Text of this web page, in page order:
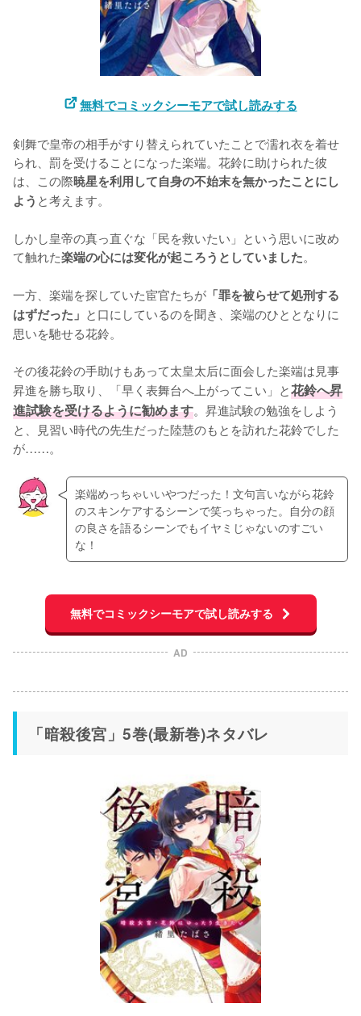
無料でコミックシーモアで試し読みする
剣舞で皇帝の相手がすり替えられていたことで濡れ衣を着せ
られ、罰を受けることになった楽端。花鈴に助けられた彼
は、この際暁星を利用して自身の不始末を無かったことにし
よう と考えます。
しかし皇帝の真っ直ぐな「民を救いたい」という思いに改め
て触れた楽端の心には変化が起ころうとしていました。
一方、楽端を探していた宦官たちが 「罪を被らせて処刑する
はずだった」 と口にしているのを聞き、楽端のひととなりに
思いを馳せる花鈴。
その後花鈴の手助けもあって太皇太后に面会した楽端は見事
昇進を勝ち取り、「早く表舞台へ上がってこい」と花鈴へ昇
進試験を受けるように勧めます。昇進試験の勉強をしよう
と、見習い時代の先生だった陸慧のもとを訪れた花鈴でした
が……。
楽端めっちゃいいやつだった！文句言いながら花鈴
のスキンケアするシーンで笑っちゃった。自分の顔
の良さを語るシーンでもイヤミじゃないのすごい
な！
無料でコミックシーモアで試し読みする
AD
「暗殺後宮」5巻(最新巻)ネタバレ